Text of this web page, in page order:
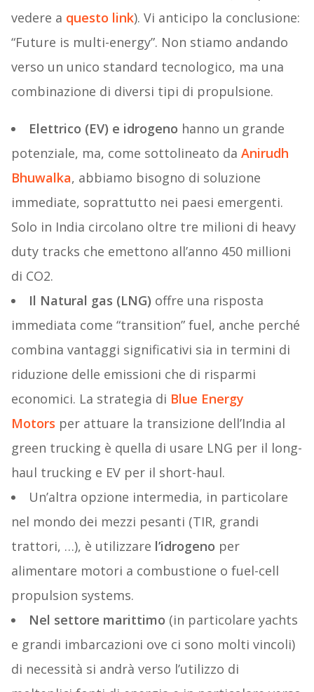
vedere a questo link). Vi anticipo la conclusione:
“Future is multi-energy”. Non stiamo andando
verso un unico standard tecnologico, ma una
combinazione di diversi tipi di propulsione.
Elettrico (EV) e idrogeno hanno un grande
potenziale, ma, come sottolineato da Anirudh
Bhuwalka, abbiamo bisogno di soluzione
immediate, soprattutto nei paesi emergenti.
Solo in India circolano oltre tre milioni di heavy
duty tracks che emettono all’anno 450 millioni
di CO2.
Il Natural gas (LNG) offre una risposta
immediata come “transition” fuel, anche perché
combina vantaggi significativi sia in termini di
riduzione delle emissioni che di risparmi
economici. La strategia di Blue Energy
Motors per attuare la transizione dell’India al
green trucking è quella di usare LNG per il long-
haul trucking e EV per il short-haul.
Un’altra opzione intermedia, in particolare
nel mondo dei mezzi pesanti (TIR, grandi
trattori, …), è utilizzare l’idrogeno per
alimentare motori a combustione o fuel-cell
propulsion systems.
Nel settore marittimo (in particolare yachts
e grandi imbarcazioni ove ci sono molti vincoli)
di necessità si andrà verso l’utilizzo di